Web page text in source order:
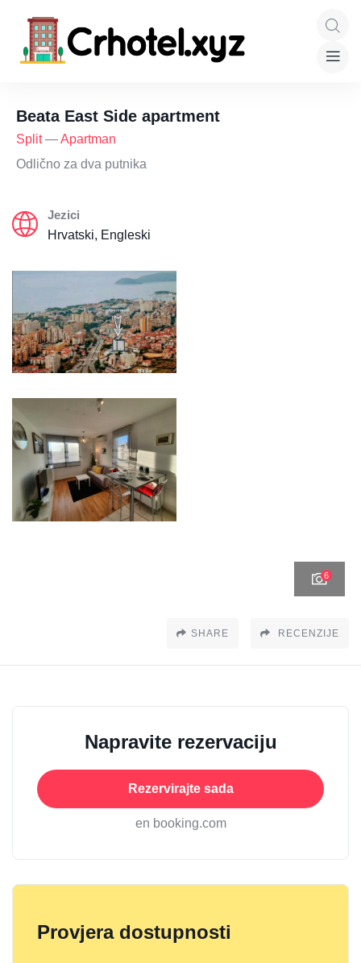
Beata East Side apartment
Split—Apartman
Odlično za dva putnika
Jezici
Hrvatski, Engleski
6
SHARE RECENZIJE
Napravite rezervaciju
Rezervirajte sada
en booking.com
Provjera dostupnosti